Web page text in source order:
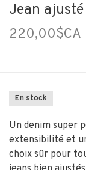
Jean
220,00$CA
En stock
Un denim super
extensibilité et
choix sûr pour